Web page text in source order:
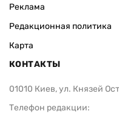
Реклама
Редакционная политика
Карта
КОНТАКТЫ
01010 Киев, ул. Князей
Телефон редакции: